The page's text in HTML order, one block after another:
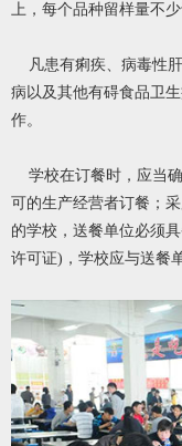
上，每个品种留样量不少
凡患有痢疾、病毒性
病以及其他有碍食品卫
作。
学校在订餐时，应当
可的生产经营者订餐；
的学校，送餐单位必须
许可证)，学校应与送餐